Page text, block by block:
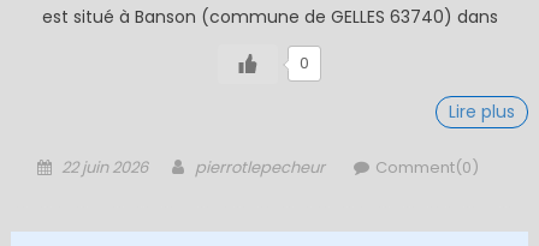
est situé à Banson (commune de GELLES 63740) dans
0
Lire plus
Posted
22 juin 2026 Author
pierrotlepecheur Comment(0)